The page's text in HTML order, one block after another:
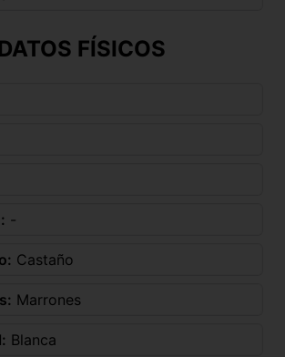
FÍSICOS
-
Castaño
Marrones
Blanca